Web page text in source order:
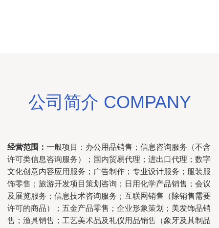
公司简介 COMPANY
经营范围： 一般项目：办公用品销售；信息咨询服务（不含
许可类信息咨询服务）；国内贸易代理；进出口代理；数字
文化创意内容应用服务；广告制作；专业设计服务；服装服
饰零售；旅游开发项目策划咨询；日用化学产品销售；会议
及展览服务；信息技术咨询服务；互联网销售（除销售需要
许可的商品）；五金产品零售；企业形象策划；美发饰品销
售；渔具销售；工艺美术品及礼仪用品销售（象牙及其制品